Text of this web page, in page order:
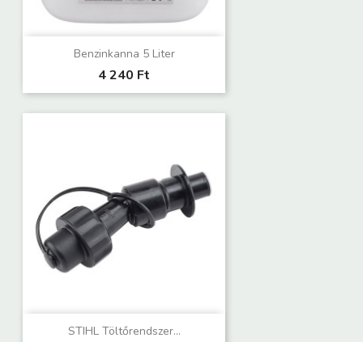
Benzinkanna 5 Liter
4 240 Ft
STIHL Töltőrendszer...